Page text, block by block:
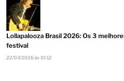
Lollapalooza Brasil 2026: Os 3
festival
22/03/2026 às 10:12